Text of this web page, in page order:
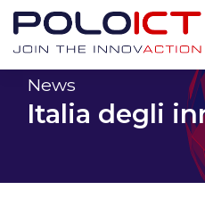
Skip
contentNews
Italia degli